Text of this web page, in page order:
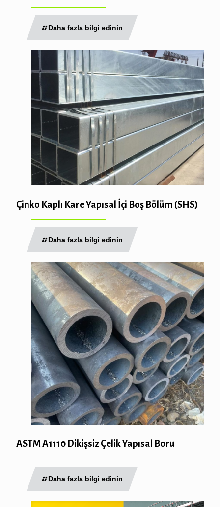
Daha fazla bilgi edinin
Çinko Kaplı Kare Yapısal İçi Boş Bölüm (SHS)
Daha fazla bilgi edinin
ASTM A1110 Dikişsiz Çelik Yapısal Boru
Daha fazla bilgi edinin